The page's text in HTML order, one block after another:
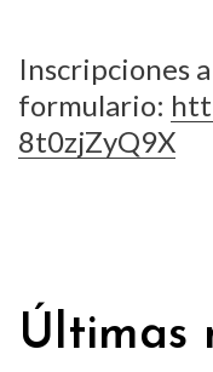
Inscripciones
formulario:
8t0zjZyQ9X
Últimas